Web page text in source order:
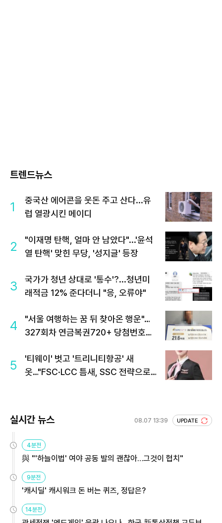
트렌드뉴스
1
중국산 에어콘을 웃돈 주고 산다...유
럽 열광시킨 메이디
2
"이재명 탄핵, 얼마 안 남았다"...'윤석
열 탄핵' 맞힌 무당, '성지글' 등장
3
국가가 청년 상대로 '통수'?...청년미
래적금 12% 준다더니 "응, 오류야"
4
"서울 여행하는 꿈 뒤 찾아온 행운"…
327회차 연금복권720+ 당첨번호조
5
'티웨이' 벗고 '트리니티항공' 새
옷…"FSC·LCC 틈새, SSC 전략으로
실시간 뉴스 08.07 13:39 UPDATE
4분전
與 "'하늘이법' 여야 공동 발의 괜찮아…그것이 협치"
9분전
'캐시딜' 캐시워크 돈 버는 퀴즈, 정답은?
14분전